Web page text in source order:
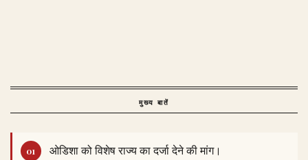
मुख्य बातें
ओडिशा को विशेष राज्य का दर्जा देने की मांग।